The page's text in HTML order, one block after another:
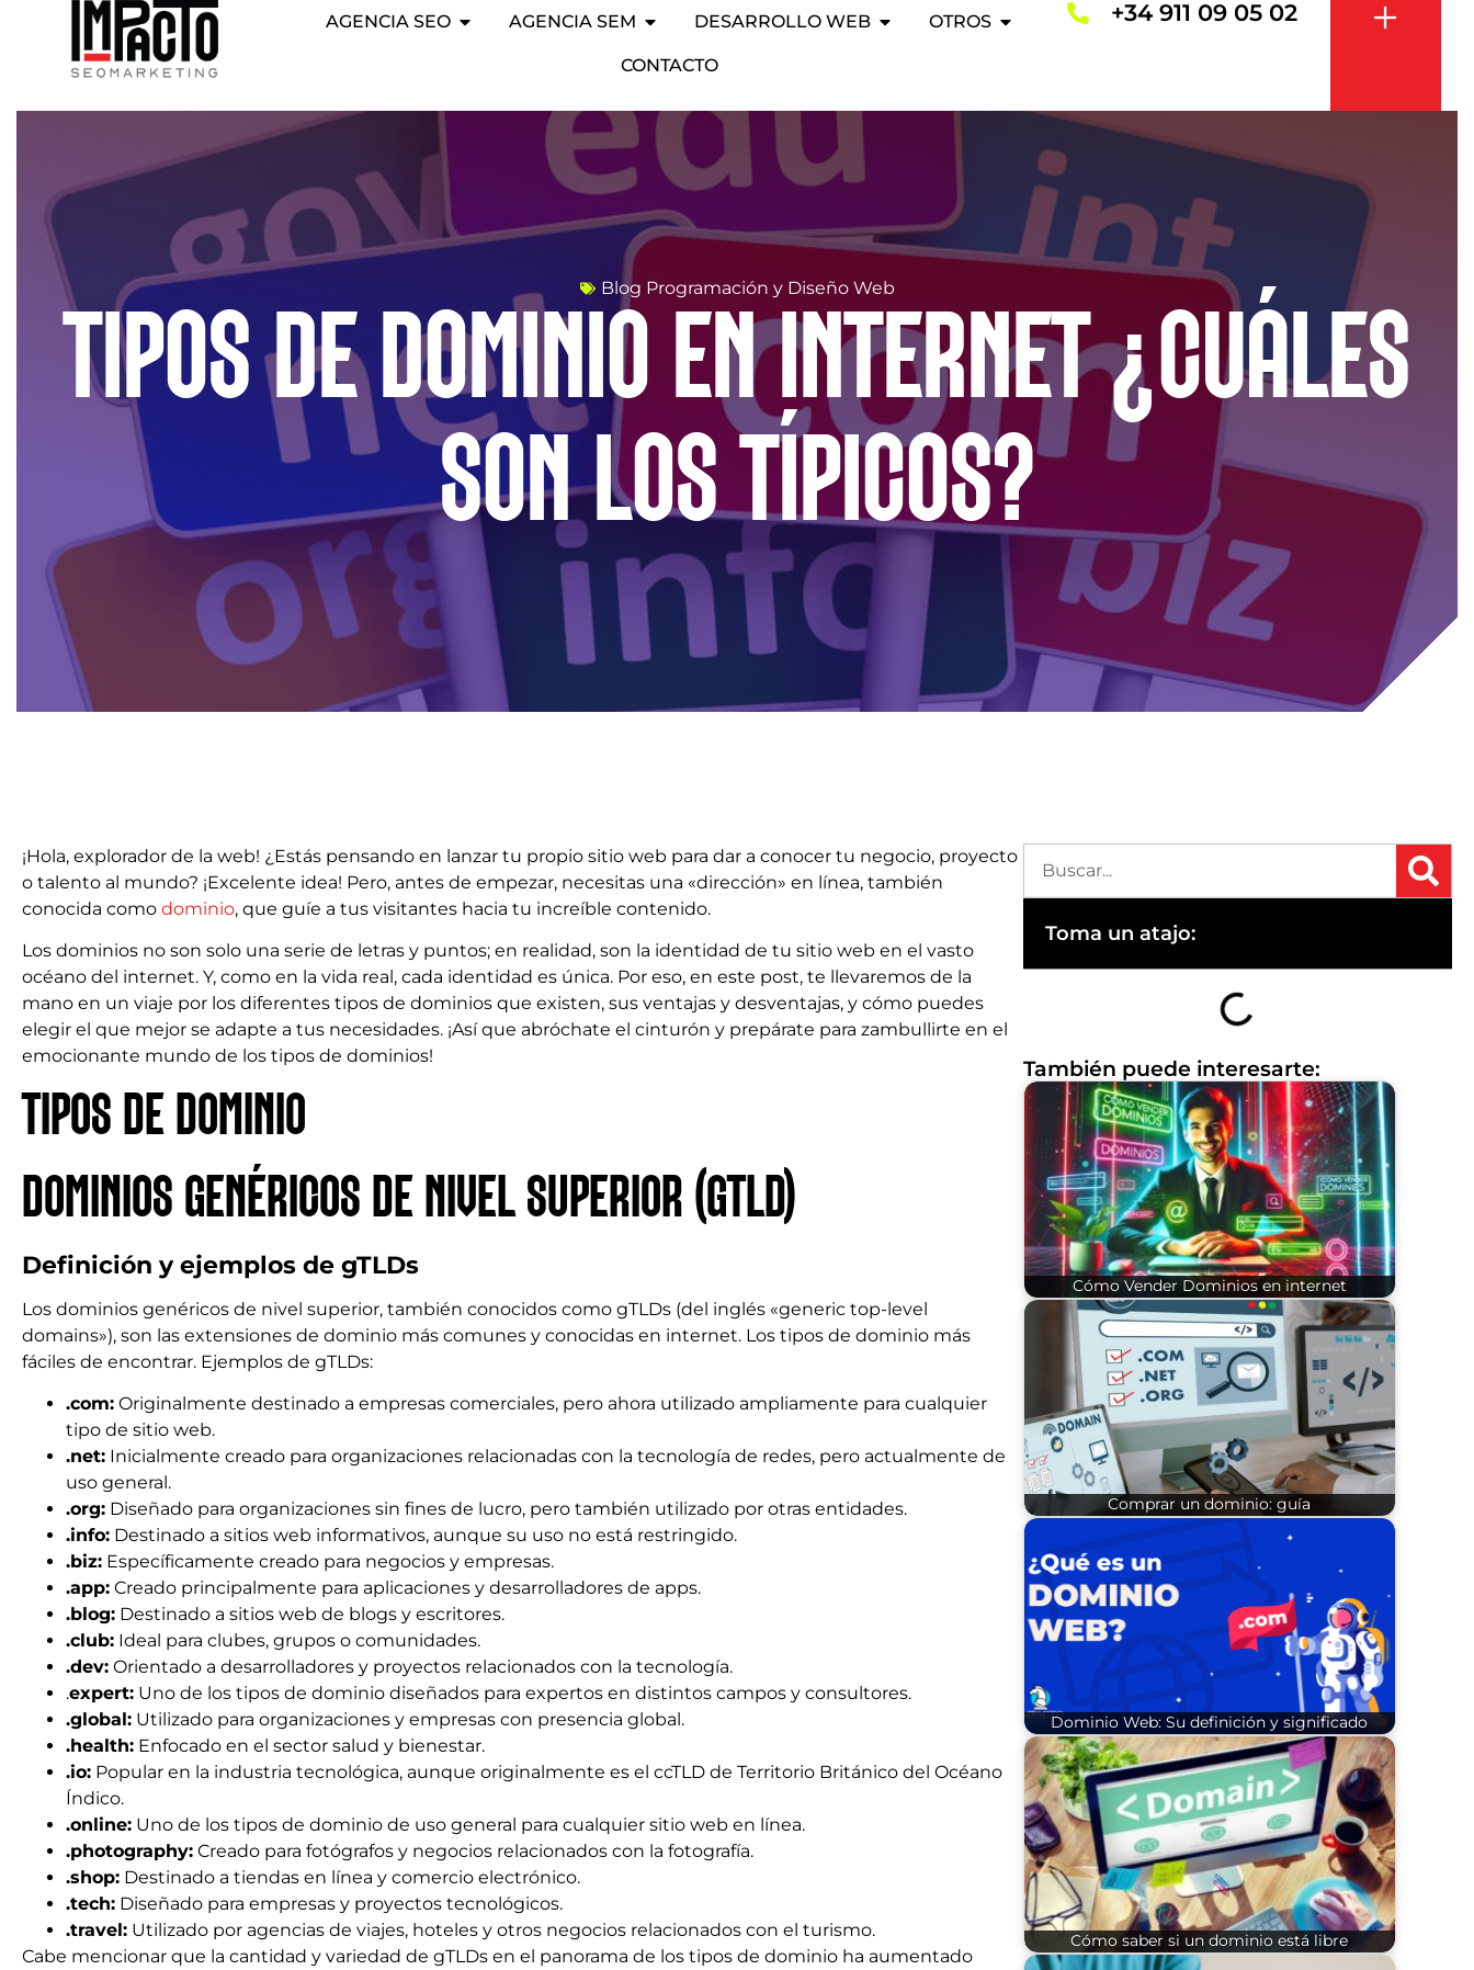
AGENCIA SEO AGENCIA SEM DESARROLLO WEB OTROS
CONTACTO
+34 911 09 05 02
Blog Programación y Diseño Web
TIPOS DE DOMINIO EN INTERNET ¿CUÁLES
SON LOS TÍPICOS?
¡Hola, explorador de la web! ¿Estás pensando en lanzar tu propio sitio web para dar a conocer tu negocio, proyecto
o talento al mundo? ¡Excelente idea! Pero, antes de empezar, necesitas una «dirección» en línea, también
conocida como dominio, que guíe a tus visitantes hacia tu increíble contenido.
Los dominios no son solo una serie de letras y puntos; en realidad, son la identidad de tu sitio web en el vasto
océano del internet. Y, como en la vida real, cada identidad es única. Por eso, en este post, te llevaremos de la
mano en un viaje por los diferentes tipos de dominios que existen, sus ventajas y desventajas, y cómo puedes
elegir el que mejor se adapte a tus necesidades. ¡Así que abróchate el cinturón y prepárate para zambullirte en el
emocionante mundo de los tipos de dominios!
TIPOS DE DOMINIO
DOMINIOS GENÉRICOS DE NIVEL SUPERIOR (GTLD)
Definición y ejemplos de gTLDs
Los dominios genéricos de nivel superior, también conocidos como gTLDs (del inglés «generic top-level
domains»), son las extensiones de dominio más comunes y conocidas en internet. Los tipos de dominio más
fáciles de encontrar. Ejemplos de gTLDs:
.com: Originalmente destinado a empresas comerciales, pero ahora utilizado ampliamente para cualquier
tipo de sitio web.
.net: Inicialmente creado para organizaciones relacionadas con la tecnología de redes, pero actualmente de
uso general.
.org: Diseñado para organizaciones sin fines de lucro, pero también utilizado por otras entidades.
.info: Destinado a sitios web informativos, aunque su uso no está restringido.
.biz: Específicamente creado para negocios y empresas.
.app: Creado principalmente para aplicaciones y desarrolladores de apps.
.blog: Destinado a sitios web de blogs y escritores.
.club: Ideal para clubes, grupos o comunidades.
.dev: Orientado a desarrolladores y proyectos relacionados con la tecnología.
.expert: Uno de los tipos de dominio diseñados para expertos en distintos campos y consultores.
.global: Utilizado para organizaciones y empresas con presencia global.
.health: Enfocado en el sector salud y bienestar.
.io: Popular en la industria tecnológica, aunque originalmente es el ccTLD de Territorio Británico del Océano
Índico.
.online: Uno de los tipos de dominio de uso general para cualquier sitio web en línea.
.photography: Creado para fotógrafos y negocios relacionados con la fotografía.
.shop: Destinado a tiendas en línea y comercio electrónico.
.tech: Diseñado para empresas y proyectos tecnológicos.
.travel: Utilizado por agencias de viajes, hoteles y otros negocios relacionados con el turismo.
Cabe mencionar que la cantidad y variedad de gTLDs en el panorama de los tipos de dominio ha aumentado
Toma un atajo:
También puede interesarte:
Cómo Vender Dominios en internet
Comprar un dominio: guía
Dominio Web: Su definición y significado
Cómo saber si un dominio está libre